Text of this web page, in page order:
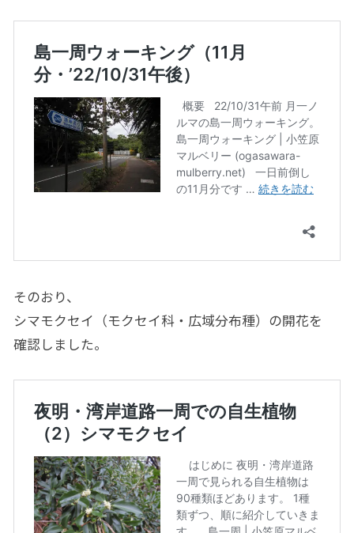
そのおり、
シマモクセイ（モクセイ科・広域分布種）の開花を
確認しました。